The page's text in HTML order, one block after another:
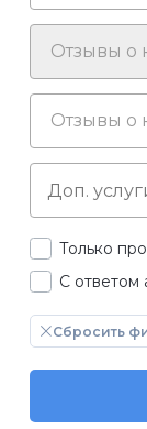
Отзывы о
Отзывы о
Только
С ответом
Сбросить